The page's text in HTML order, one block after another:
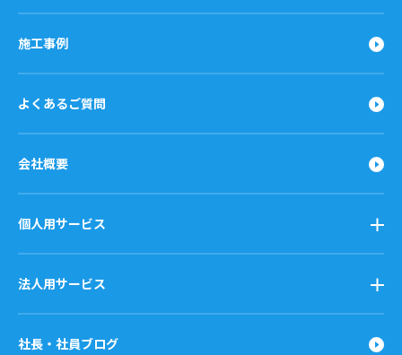
施工事例
よくあるご質問
会社概要
個人用サービス
法人用サービス
社長・社員ブログ